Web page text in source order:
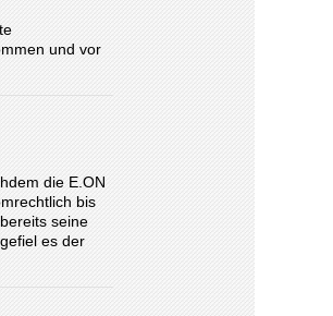
und vor
die E.ON
bis
seine
es der